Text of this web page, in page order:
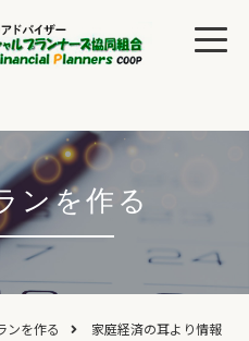
ンを作る
ンを作る 家庭経済の耳より情報